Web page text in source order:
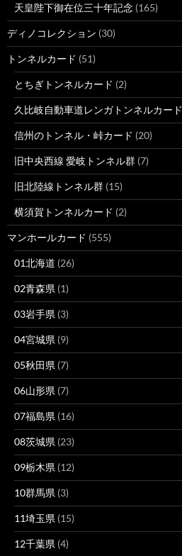
天皇陛下御在位三十年記念 (165)
ディノコレクション (30)
トンネルカード (51)
とちぎトンネルカード (2)
久比岐自動車道レンガトンネルカード
信州のトンネル・峠カード (20)
旧中央西線 愛岐トンネル群 (7)
旧北陸線トンネル群 (15)
横須賀トンネルカード (2)
マンホールカード (555)
01北海道 (26)
02青森県 (1)
03岩手県 (3)
04宮城県 (9)
05秋田県 (7)
06山形県 (7)
07福島県 (16)
08茨城県 (23)
09栃木県 (12)
10群馬県 (3)
11埼玉県 (15)
12千葉県 (4)